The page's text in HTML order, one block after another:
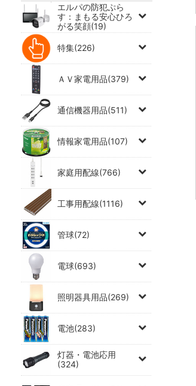
エルパの防犯ぷら
す：まもる安心ひろ
がる笑顔(19)
特集(226)
ＡＶ家電用品(379)
通信機器用品(511)
情報家電用品(107)
家庭用配線(766)
工事用配線(1116)
管球(72)
電球(693)
照明器具用品(269)
電池(283)
灯器・電池応用
(324)